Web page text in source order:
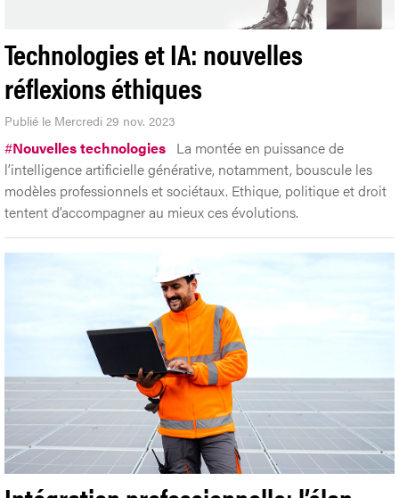
Technologies et IA: nouvelles
réflexions éthiques
Publié le Mercredi 29 nov. 2023
#Nouvelles technologies La montée en puissance de
l’intelligence artificielle générative, notamment, bouscule les
modèles professionnels et sociétaux. Ethique, politique et droit
tentent d’accompagner au mieux ces évolutions.